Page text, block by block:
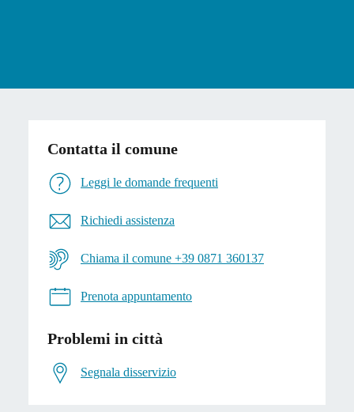
Contatta il comune
Leggi le domande frequenti
Richiedi assistenza
Chiama il comune +39 0871 360137
Prenota appuntamento
Problemi in città
Segnala disservizio